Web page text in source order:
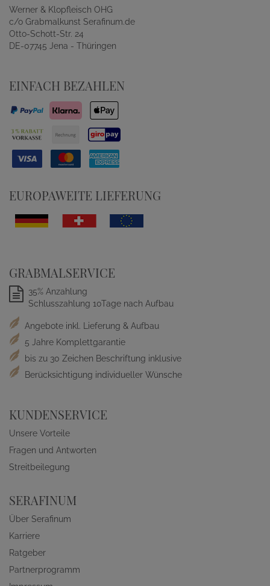
Werner & Klopfleisch OHG
c/o Grabmalkunst Serafinum.de
Otto-Schott-Str. 24
DE-07745 Jena - Thüringen
EINFACH BEZAHLEN
EUROPAWEITE LIEFERUNG
GRABMALSERVICE
35% Anzahlung
Schlusszahlung 10Tage nach Aufbau
Angebote inkl. Lieferung & Aufbau
5 Jahre Komplettgarantie
bis zu 30 Zeichen Beschriftung inklusive
Berücksichtigung individueller Wünsche
KUNDENSERVICE
Unsere Vorteile
Fragen und Antworten
Streitbeilegung
SERAFINUM
Über Serafinum
Karriere
Ratgeber
Partnerprogramm